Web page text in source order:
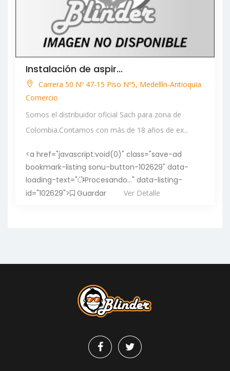
Instalación de aspir...
Carrera 50 Nº 47-15 Piso Nº5, Medellín-Antioquia
Comercio
Somos el distribuidor oficial Sach para zona de
Colombia.Contamos con más de 18 años de ex...
<a href="javascript:void(0)" class="save-ad
bookmark-listing sonu-button-102629" data-
loading-text="
Procesando..." data-listing-
id="102629">
Guardar Ver Detalle